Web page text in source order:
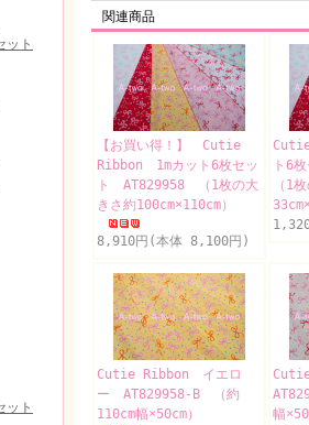
関連商品
【お買い得！】 Cutie
Ribbon 1mカット6枚セッ
ト AT829958 （1枚の大
きさ約100cm×110cm）
8,910円(本体 8,100円)
ト6
（1
Cutie Ribbon イエロ
ー AT829958-B （約
110cm幅×50cm）
幅